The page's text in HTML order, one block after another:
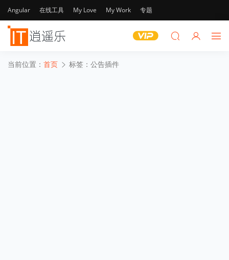
Angular 在线工具 My Love My Work 专题
当前位置： 首页 标签：公告插件